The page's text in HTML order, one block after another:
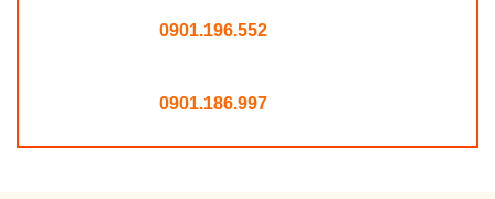
0901.196.552
0901.186.997